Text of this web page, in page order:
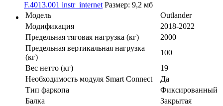
F.4013.001 instr_internet Размер: 9,2 мб
Модель
Outlander
Модификация
2018-2022
Предельная тяговая нагрузка (кг)
2000
Предельная вертикальная нагрузка
(кг)
100
Вес нетто (кг)
19
Необходимость модуля Smart Connect
Да
Тип фаркопа
Фиксированный
Балка
Закрытая